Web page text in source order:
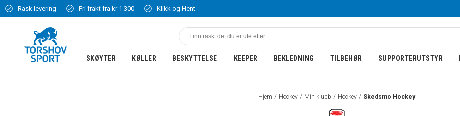
Rask levering Fri frakt fra kr 1 300 Klikk og Hent
SKØYTER KØLLER BESKYTTELSE KEEPER BEKLEDNING TILBEHØR SUPPORTERUTSTYR
Hjem Hockey Min klubb Hockey Skedsmo Hockey